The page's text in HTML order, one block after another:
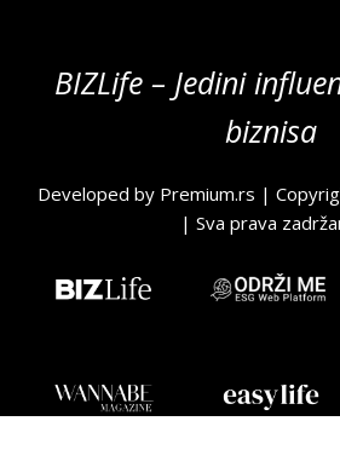
BIZLife – Jedini
biznisa
Developed by Premium.rs |
| Sva prava